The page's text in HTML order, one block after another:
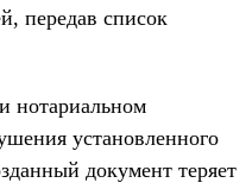
передав список
нотариальном
установленного
документ теряет